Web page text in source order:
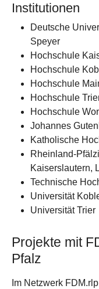
Institutionen
Deutsche
Speyer
Hochschule
Hochschule
Hochschule
Hochschule
Hochschule
Johannes
Katholische
Rheinland-
Kaiserslautern,
Technische
Universität
Universität Trier
Projekte mit
Pfalz
Im Netzwerk